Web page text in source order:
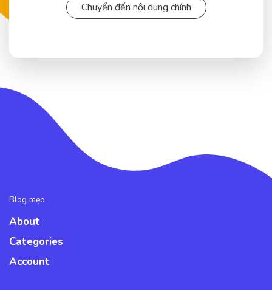
Chuyển đến nội dung chính
Blog mẹo
About
Categories
Account